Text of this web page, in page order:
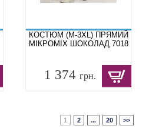
КОСТЮМ (M-3XL) ПРЯМИЙ
МІКРОМІХ ШОКОЛАД 7018
1 374грн.
1 2 ... 20 >>